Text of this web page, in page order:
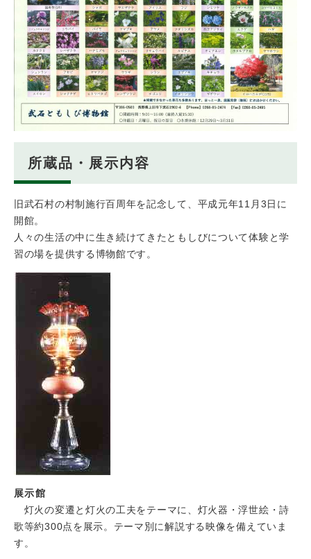
所蔵品・展示内容
旧武石村の村制施行百周年を記念して、平成元年11月3日に
開館。
人々の生活の中に生き続けてきたともしびについて体験と学
習の場を提供する博物館です。
展示館
灯火の変遷と灯火の工夫をテーマに、灯火器・浮世絵・詩
歌等約300点を展示。テーマ別に解説する映像を備えていま
す。